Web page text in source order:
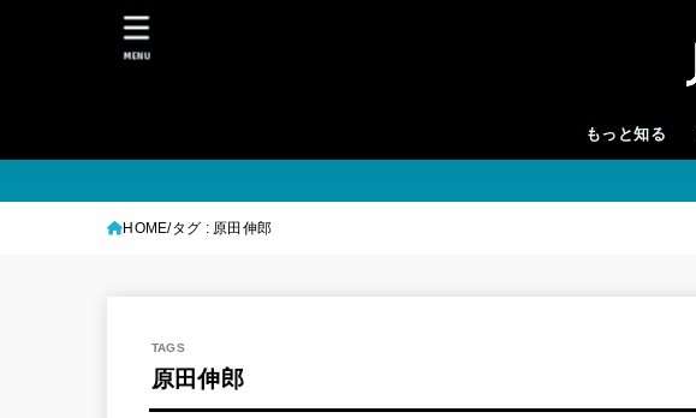
もっと知る
MENU
HOME タグ : 原田伸郎
原田伸郎